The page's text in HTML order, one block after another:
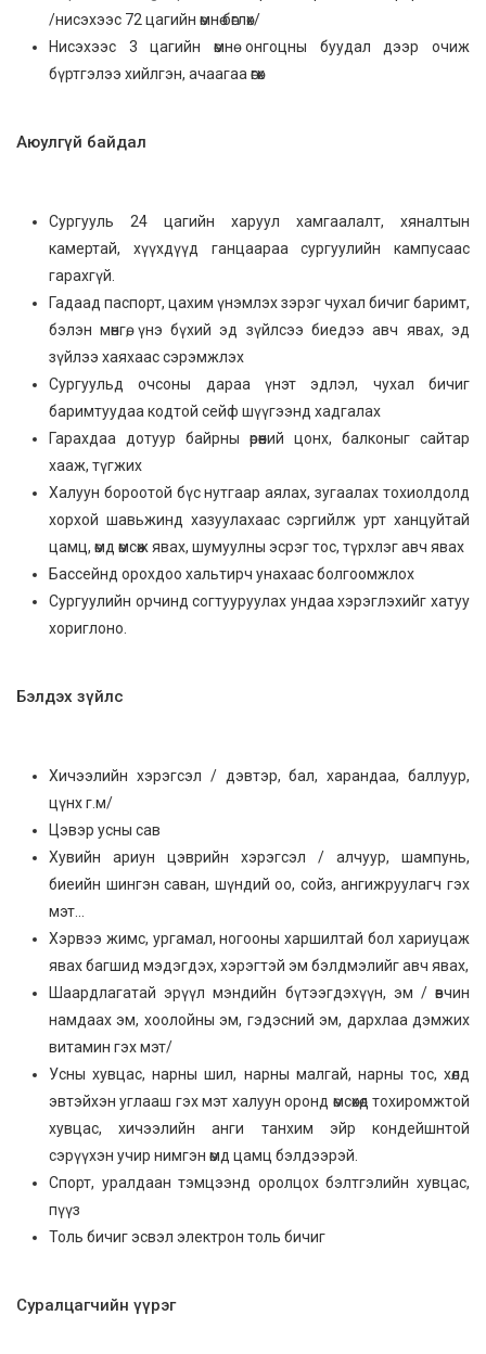
/нисэхээс 72 цагийн өмнө бөглөх/
Нисэхээс 3 цагийн өмнө онгоцны буудал дээр очиж
бүртгэлээ хийлгэн, ачаагаа өгөх
Аюулгүй байдал
Сургууль 24 цагийн харуул хамгаалалт, хяналтын
камертай, хүүхдүүд ганцаараа сургуулийн кампусаас
гарахгүй.
Гадаад паспорт, цахим үнэмлэх зэрэг чухал бичиг баримт,
бэлэн мөнгө, үнэ бүхий эд зүйлсээ биедээ авч явах, эд
зүйлээ хаяхаас сэрэмжлэх
Сургуульд очсоны дараа үнэт эдлэл, чухал бичиг
баримтуудаа кодтой сейф шүүгээнд хадгалах
Гарахдаа дотуур байрны өрөөний цонх, балконыг сайтар
хааж, түгжих
Халуун бороотой бүс нутгаар аялах, зугаалах тохиолдолд
хорхой шавьжинд хазуулахаас сэргийлж урт ханцуйтай
цамц, өмд өмсөж явах, шумуулны эсрэг тос, түрхлэг авч явах
Бассейнд орохдоо хальтирч унахаас болгоомжлох
Сургуулийн орчинд согтууруулах ундаа хэрэглэхийг хатуу
хориглоно.
Бэлдэх зүйлс
Хичээлийн хэрэгсэл / дэвтэр, бал, харандаа, баллуур,
цүнх г.м/
Цэвэр усны сав
Хувийн ариун цэврийн хэрэгсэл / алчуур, шампунь,
биеийн шингэн саван, шүндий оо, сойз, ангижруулагч гэх
мэт…
Хэрвээ жимс, ургамал, ногооны харшилтай бол хариуцаж
явах багшид мэдэгдэх, хэрэгтэй эм бэлдмэлийг авч явах,
Шаардлагатай эрүүл мэндийн бүтээгдэхүүн, эм / өвчин
намдаах эм, хоолойны эм, гэдэсний эм, дархлаа дэмжих
витамин гэх мэт/
Усны хувцас, нарны шил, нарны малгай, нарны тос, хөлд
эвтэйхэн углааш гэх мэт халуун оронд өмсөхөд тохиромжтой
хувцас, хичээлийн анги танхим эйр кондейшнтой
сэрүүхэн учир нимгэн өмд цамц бэлдээрэй.
Спорт, уралдаан тэмцээнд оролцох бэлтгэлийн хувцас,
пүүз
Толь бичиг эсвэл электрон толь бичиг
Суралцагчийн үүрэг